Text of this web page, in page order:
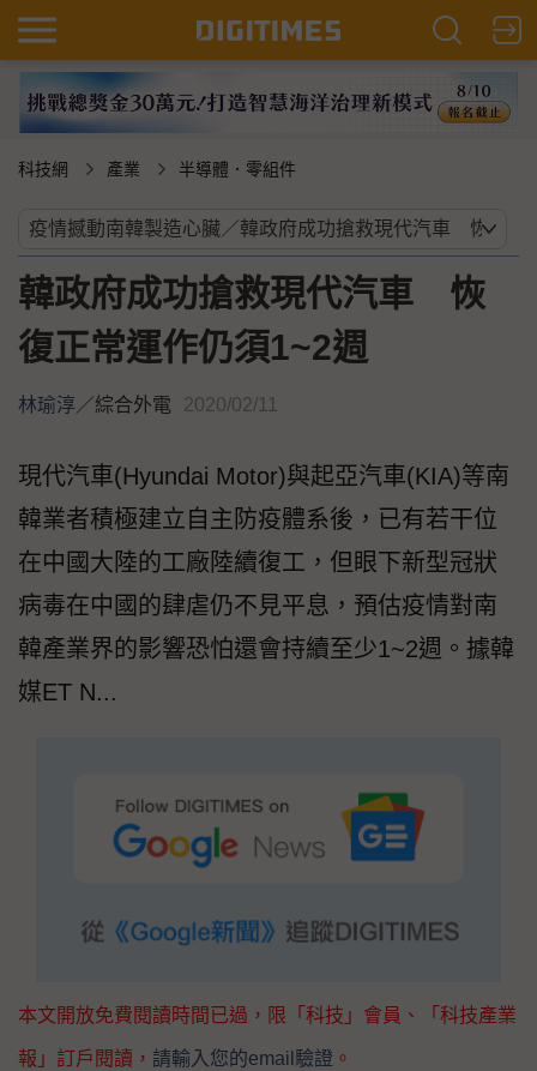
科技網 產業 半導體．零組件
韓政府成功搶救現代汽車 恢
復正常運作仍須1~2週
林瑜淳／綜合外電 2020/02/11
現代汽車(Hyundai Motor)與起亞汽車(KIA)等南
韓業者積極建立自主防疫體系後，已有若干位
在中國大陸的工廠陸續復工，但眼下新型冠狀
病毒在中國的肆虐仍不見平息，預估疫情對南
韓產業界的影響恐怕還會持續至少1~2週。據韓
媒ET N...
本文開放免費閱讀時間已過，限「科技」會員、「科技產業
報」訂戶閱讀， 請輸入您的email驗證 。